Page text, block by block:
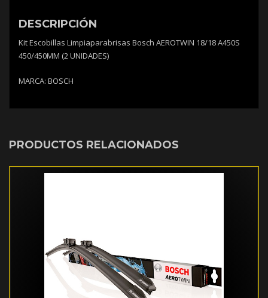
DESCRIPCIÓN
Kit Escobillas Limpiaparabrisas Bosch AEROTWIN 18/18 A450S
450/450MM (2 UNIDADES)
MARCA: BOSCH
PRODUCTOS RELACIONADOS